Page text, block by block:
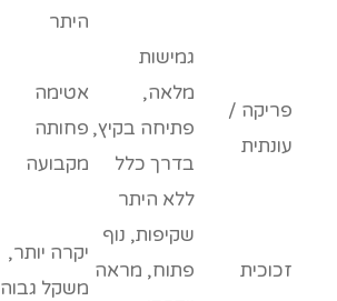
היתר
פריקה /
עונתית
גמישות
מלאה,
פתיחה בקיץ,
בדרך כלל
ללא היתר
אטימה
פחותה
מקבועה
זכוכית
שקיפות, נוף
פתוח, מראה
יקרה יותר,
משקל גבוה